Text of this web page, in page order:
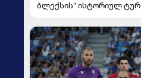
ბლექსის" ისტორიულ